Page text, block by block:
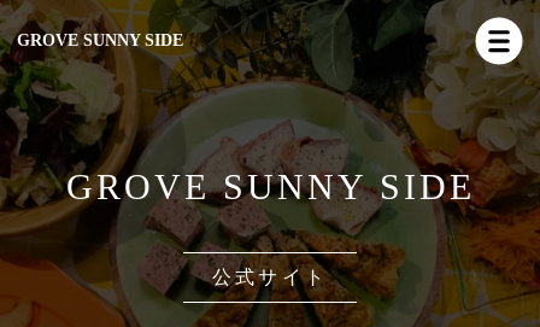
GROVE SUNNY SIDE
GROVE SUNNY SIDE
公式サイト